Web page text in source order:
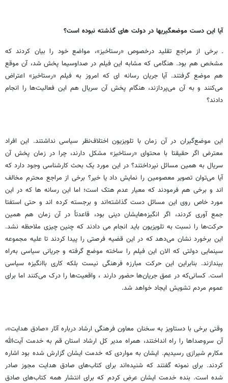
آیا این دست موضع­گیری­ها در دولت­ های گذشته نبوده است؟
ـ برخی از مراجع تقلید درخصوص «رستاخیز»، مواضع خود را بیان کردند که
مشخص هم بود. هنگامی که مشابه این فیلم در صداوسیما پخش شد، آن موقع
هم موضع گرفتند. آیا جریان رسانه ­ای که امروز به فیلم «رستاخیز» اعتراض
می‌کنند و به آن می‌پردازند، هنگام پخش آن سریال هم این فعالیت‌ها را انجام
دادند؟
این موضع‌گیران در آن زمان با تلویزیون اختلاف‌نظر سیاسی نداشتند. این افراد
معترض اگر حقیقتا با محتوای «رستاخیز» مشکل دارند، چرا در زمان پخش آن
سریال به همین مسائل نپرداختند؟ در این مورد یک بحث کارشناسی وجود دارد که
آیا می‌توان تصویر معصومین را نمایش داد یا خیر؟ برخی از مراجع محترم مخالف
اند و برخی هم فرمودند که معیار عدم هتک است؛ اما این رسانه ها که در این
مورد خاص روی این مسائل دست گذاشته‌اند و برجسته کرده ­اند و حتی استفتا
جمع­ آوری کردند، اگر انگیزه‌ها‌یشان دینی بود، قاعدتاً در آن زمان هم همین
حرکت‌ها را نسبت به تلویزیون باید انجام می­ دادند که چنین چیزی ملاحظه نشد.
این برخورد نشان می‌دهد که در این قضیه فرصتی را پیدا کردند تا علیه مجموعه
سینمایی دولتی که الان این فیلم را ساخته موضع گرفته و جریانی سیاسی به‌راه
بیندازند. بنابراین این حرکت مبارزه فرهنگی نیست بلکه کاری باانگیزه سیاسی
است. کسانی‌که در عمق جریان‌ها حضور دارند ، واقعیت‌ها را درک می‌کنند اما برای
عموم مردم تشویش ایجاد خواهد شد.
وقتی برخی با دستاویز به سخنان معاون فرهنگی ارشاد درباره آثار «صادق هدایت»،
آن سروصداها را راه انداختند، همراه مدیر کل ارشاد استان قم به خدمت آیت‌الله
مکارم شیرازی رسیدیم. ایشان به مواردی که خدمت ایشان گزارش شده بود اشاره
کردند. برای نمونه گفتند که شنیده‌اند برای کتاب‌های صادق هدایت مجوز صادر
شده است. بنده خدمت ایشان عرض کردم که برای انتشار همه کتاب‌های صادق